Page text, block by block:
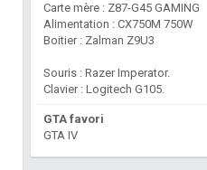
Carte mère : Z87-G45 GAMING
Alimentation : CX750M 750W
Boitier : Zalman Z9U3
Souris : Razer Imperator.
Clavier : Logitech G105.
GTA favori
GTA IV